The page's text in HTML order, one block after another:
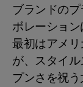
ブランドの
ボレーション
最初はアメ
が、スタイ
プンさを祝う